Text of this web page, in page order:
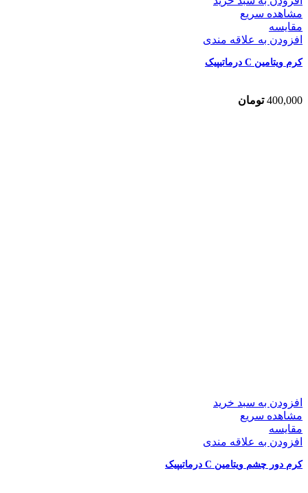
مشاهده سریع
مقایسه
افزودن به علاقه مندی
کرم ویتامین C درماتیپیک
400,000 تومان
افزودن به سبد خرید
مشاهده سریع
مقایسه
افزودن به علاقه مندی
کرم دور چشم ویتامین C درماتیپیک